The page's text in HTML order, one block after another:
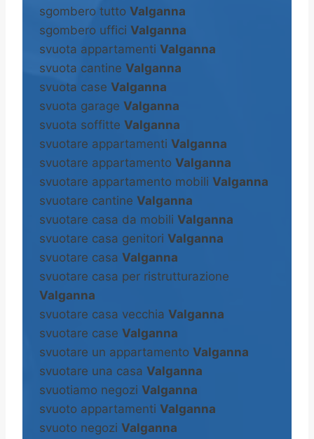
sgombero tutto Valganna
sgombero uffici Valganna
svuota appartamenti Valganna
svuota cantine Valganna
svuota case Valganna
svuota garage Valganna
svuota soffitte Valganna
svuotare appartamenti Valganna
svuotare appartamento Valganna
svuotare appartamento mobili Valganna
svuotare cantine Valganna
svuotare casa da mobili Valganna
svuotare casa genitori Valganna
svuotare casa Valganna
svuotare casa per ristrutturazione
Valganna
svuotare casa vecchia Valganna
svuotare case Valganna
svuotare un appartamento Valganna
svuotare una casa Valganna
svuotiamo negozi Valganna
svuoto appartamenti Valganna
svuoto negozi Valganna